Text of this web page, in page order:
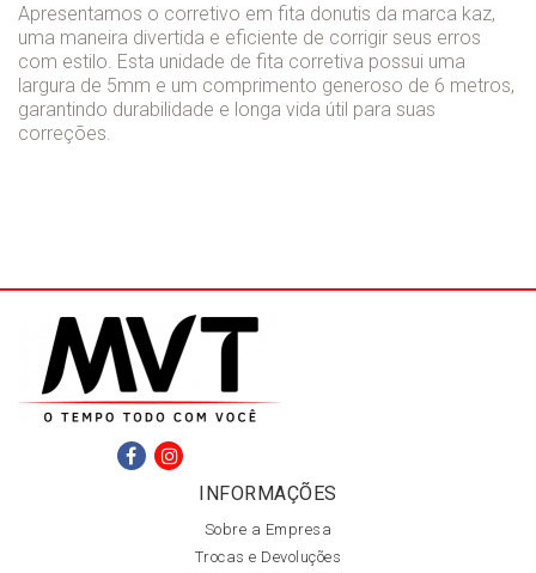
Apresentamos o corretivo em fita donutis da marca kaz,
uma maneira divertida e eficiente de corrigir seus erros
com estilo. Esta unidade de fita corretiva possui uma
largura de 5mm e um comprimento generoso de 6 metros,
garantindo durabilidade e longa vida útil para suas
correções.
INFORMAÇÕES
Sobre a Empresa
Trocas e Devoluções